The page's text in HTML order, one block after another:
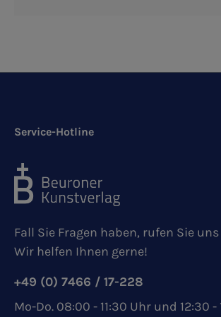
Service-Hotline
Fall Sie Fragen haben, rufen Sie
Wir helfen Ihnen gerne!
+49 (0) 7466 / 17-228
Mo-Do. 08:00 - 11:30 Uhr und 12:30 -